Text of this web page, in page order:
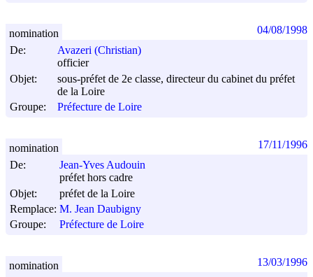
De:
Avazeri (Christian)
officier
Objet:
sous-préfet de 2e classe, directeur du cabinet du préfet
de la Loire
Groupe:
Préfecture de Loire
nomination 04/08/1998
De:
Jean-Yves Audouin
préfet hors cadre
Objet:
préfet de la Loire
Remplace: M. Jean Daubigny
Groupe:
Préfecture de Loire
nomination 17/11/1996
nomination 13/03/1996